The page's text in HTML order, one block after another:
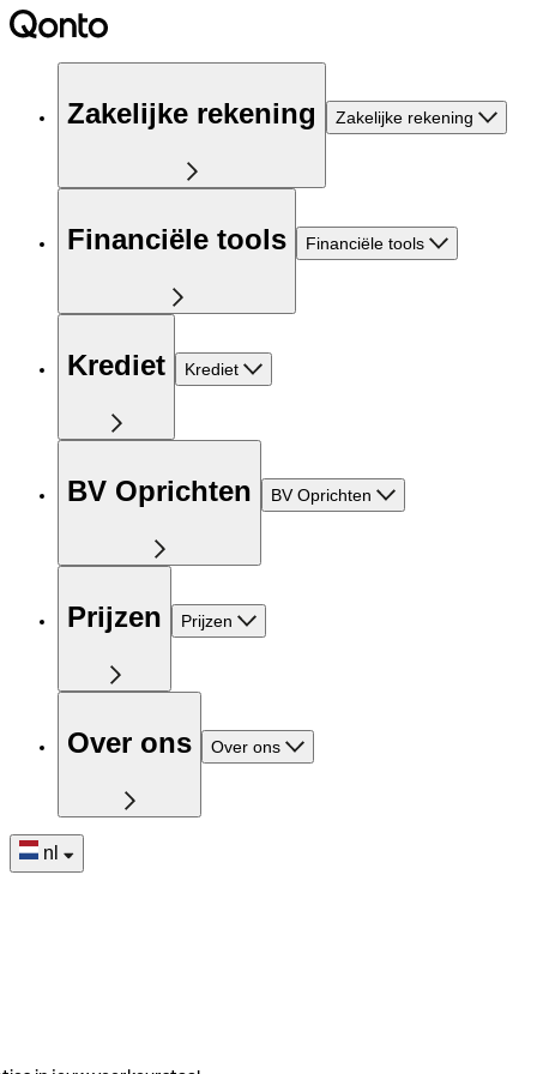
Zakelijke rekening Zakelijke rekening
Financiële tools Financiële tools
Krediet Krediet
BV Oprichten BV Oprichten
Prijzen Prijzen
Over ons Over ons
nl